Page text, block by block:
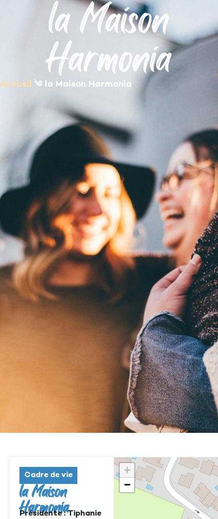
la Maison
Harmonia
Accueil ༄ la Maison Harmonia
Cadre de vie
la Maison
Harmonia
Présidente : Tiphanie
+
−